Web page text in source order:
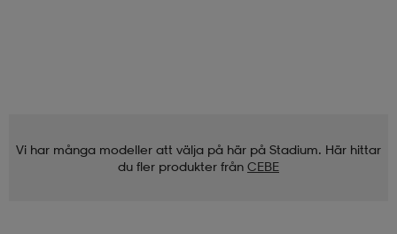
Vi har många modeller att välja på här på Stadium. Här hittar
du fler produkter från CEBE